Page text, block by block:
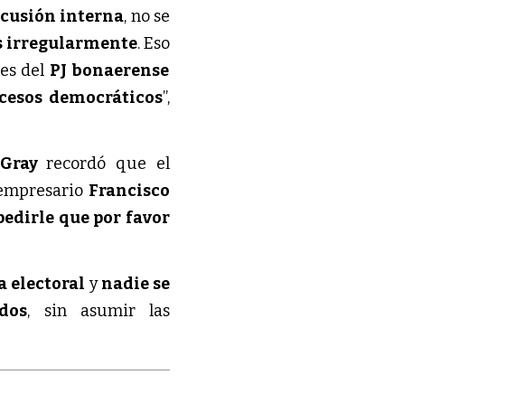
interna, no se
irregularmente. Eso
del PJ bonaerense
democráticos”,
Grayrecordó que el
Francisco
que por favor
electoral ynadie se
, sin asumir las